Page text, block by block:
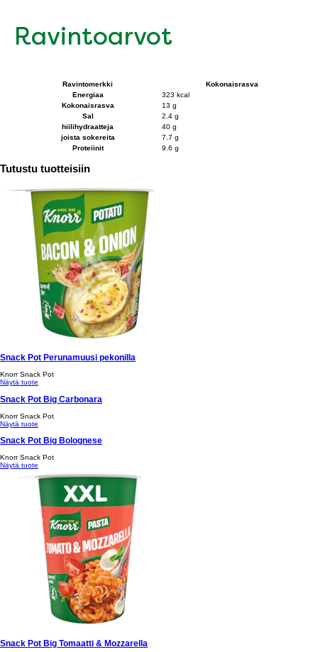
Ravintoarvot
Ravintomerkki
Kokonaisrasva
Energiaa
323 kcal
Kokonaisrasva
13 g
Sal
2.4 g
hiilihydraatteja
40 g
joista sokereita
7.7 g
Proteiinit
9.6 g
Tutustu tuotteisiin
Snack Pot Perunamuusi pekonilla
Knorr Snack Pot
Näytä tuote
Snack Pot Big Carbonara
Knorr Snack Pot
Näytä tuote
Snack Pot Big Bolognese
Knorr Snack Pot
Näytä tuote
Snack Pot Big Tomaatti & Mozzarella